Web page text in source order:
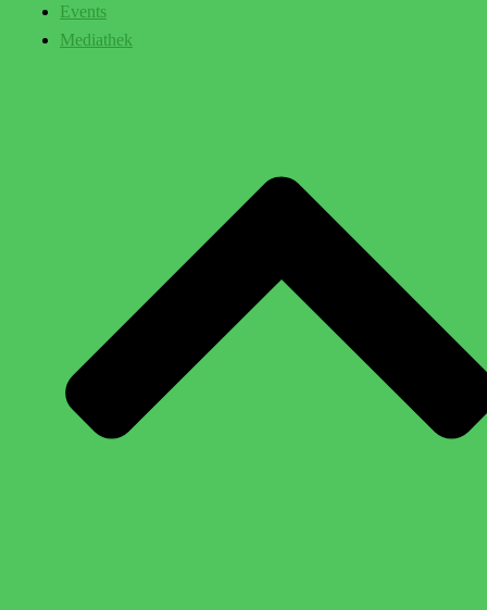
Events
Mediathek